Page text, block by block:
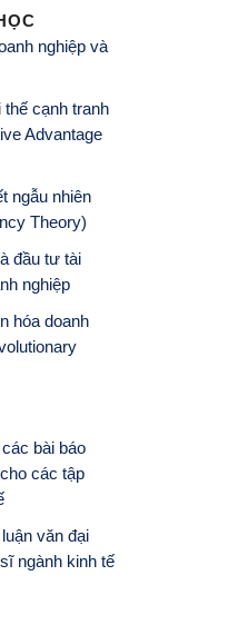
nghiệp và
cạnh tranh
Advantage
ngẫu nhiên
Theory)
đầu tư tài
nghiệp
hóa doanh
bài báo
các tập
văn đại
ngành kinh tế